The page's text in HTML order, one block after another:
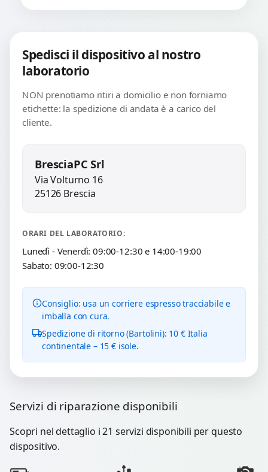
Spedisci il dispositivo al nostro
laboratorio
NON prenotiamo ritiri a domicilio e non forniamo
etichette: la spedizione di andata è a carico del
cliente.
BresciaPC Srl
Via Volturno 16
25126 Brescia
ORARI DEL LABORATORIO:
Lunedì - Venerdì: 09:00-12:30 e 14:00-19:00
Sabato: 09:00-12:30
Consiglio: usa un corriere espresso tracciabile e
imballa con cura.
Spedizione di ritorno (Bartolini): 10 € Italia
continentale – 15 € isole.
Servizi di riparazione disponibili
Scopri nel dettaglio i 21 servizi disponibili per questo
dispositivo.